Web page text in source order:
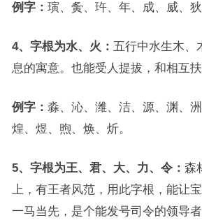
例字： 璌、夤、玝、年、成、威、狄
4、字根为水、火： 五行中水生木、
息的寓意。也能受人提拔，和相互扶
例字： 淼、沁、潍、洁、源、渊、洲
煌、煜、煦、焕、炘。
5、字根为王、君、大、力、令： 森
上，有王者风范，用此字根，能让
一马当先，是个能发号司令的领导者